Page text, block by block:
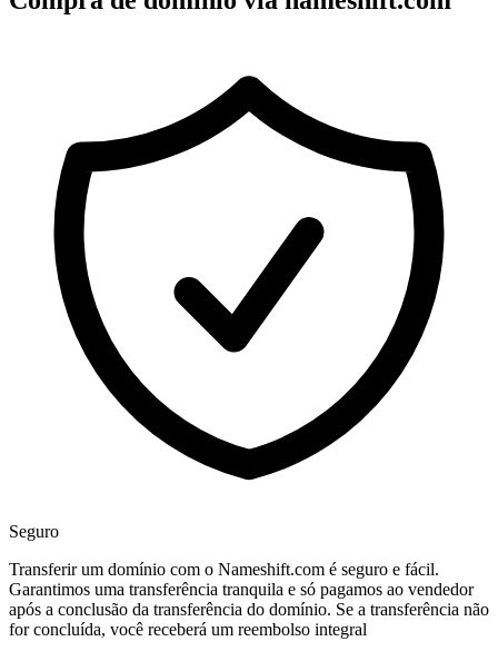
Seguro
Transferir um domínio com o Nameshift.com é seguro e fácil.
Garantimos uma transferência tranquila e só pagamos ao vendedor
após a conclusão da transferência do domínio. Se a transferência não
for concluída, você receberá um reembolso integral